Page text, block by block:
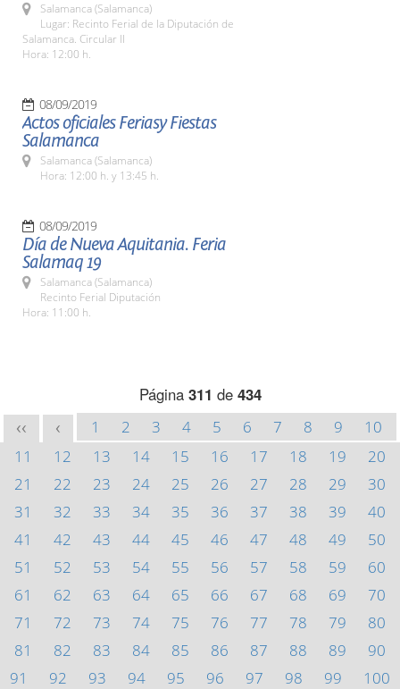
Salamanca (Salamanca)
Lugar: Recinto Ferial de la Diputación de
Salamanca. Circular II
Hora: 12:00 h.
08/09/2019
Actos oficiales Feriasy Fiestas
Salamanca
Salamanca (Salamanca)
Hora: 12:00 h. y 13:45 h.
08/09/2019
Día de Nueva Aquitania. Feria
Salamaq 19
Salamanca (Salamanca)
Recinto Ferial Diputación
Hora: 11:00 h.
Página 311 de 434
<< < 1 2 3 4 5 6 7 8 9
10
11
12 13 14 15 16 17 18 19
20
21
22 23 24 25 26 27 28 29
30
31
32 33 34 35 36 37 38 39
40
41
42 43 44 45 46 47 48 49
50
51
52 53 54 55 56 57 58 59
60
61
62 63 64 65 66 67 68 69
70
71
72 73 74 75 76 77 78 79
80
81
82 83 84 85 86 87 88 89
90
91
92 93 94 95 96 97 98 99
100